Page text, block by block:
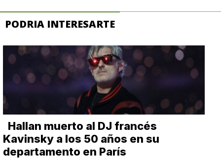
PODRIA INTERESARTE
Hallan muerto al DJ francés
Kavinsky a los 50 años en su
departamento en París